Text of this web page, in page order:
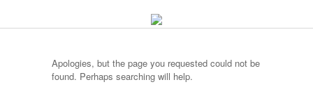
Apologies, but the page you requested could not be
found. Perhaps searching will help.